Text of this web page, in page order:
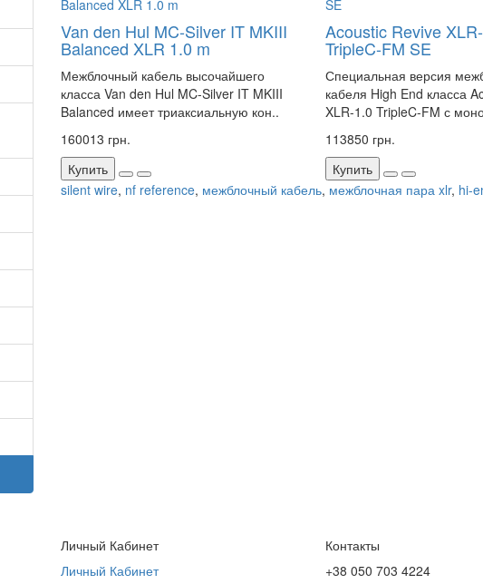
Van den Hul MC-Silver IT MKIII
Balanced XLR 1.0 m
Межблочный кабель высочайшего
класса Van den Hul MC-Silver IT MKIII
Balanced имеет триаксиальную кон..
160013 грн.
Купить
Acoustic Revive
TripleC-FM SE
Специальная версия
кабеля High End класса
XLR-1.0 TripleC-FM с
113850 грн.
Купить
silent wire, nf reference, межблочный кабель, межблочная пара xlr, hi-
Личный Кабинет
Личный Кабинет
Контакты
+38 050 703 4224